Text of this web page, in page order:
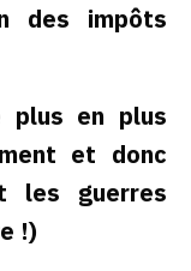
des impôts
plus en plus
et donc
les guerres
!)